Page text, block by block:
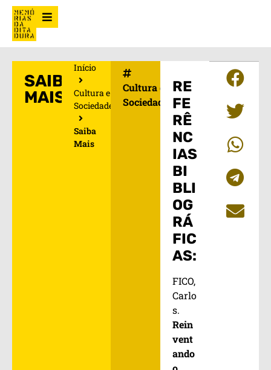
SAIBA
MAIS
Início
Cultura e
Sociedade
Saiba
Mais
Cultura e
Sociedade
RE
FE
RÊ
NC
IAS
BI
BLI
OG
RÁ
FIC
AS:
FICO,
Carlo
s.
Rein
vent
ando